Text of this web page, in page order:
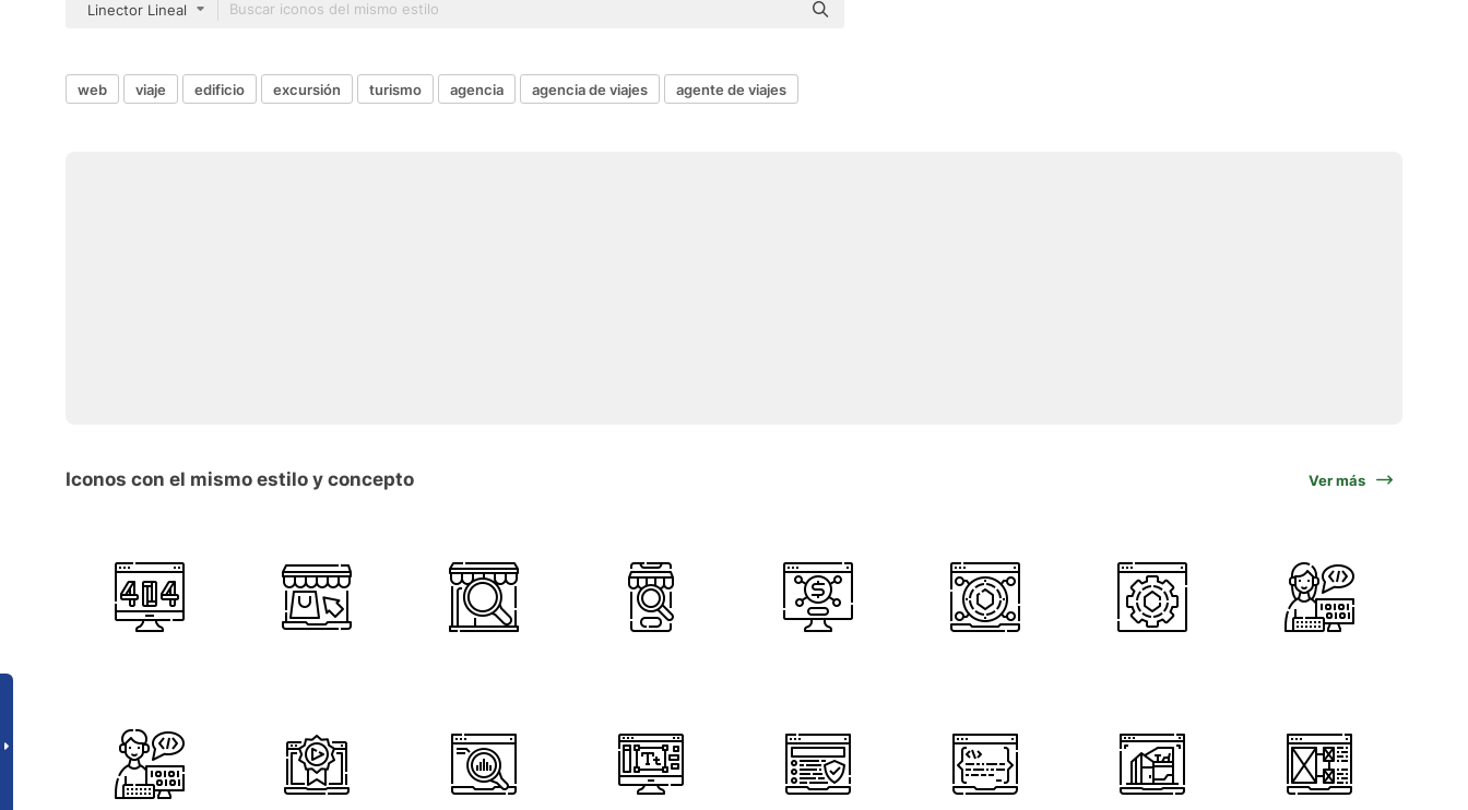
Linector Lineal
web viaje edificio excursión turismo agencia agencia de viajes agente de viajes
Iconos con el mismo estilo y concepto Ver más